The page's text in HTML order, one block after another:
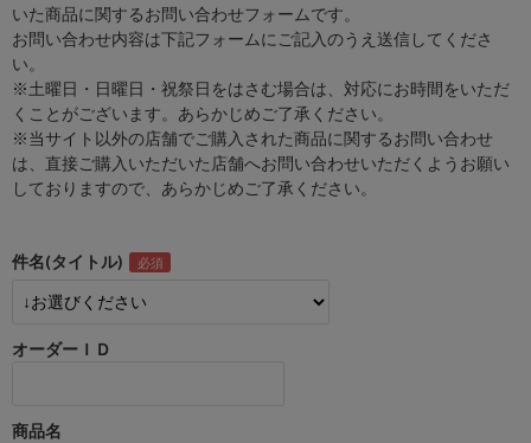
いた商品に関するお問い合わせフォームです。
お問い合わせ内容は下記フォームにご記入のうえ送信してくださ
い。
※土曜日・日曜日・祝祭日をはさむ場合は、対応にお時間をいただ
くことがございます。あらかじめご了承ください。
※当サイト以外の店舗でご購入された商品に関するお問い合わせ
は、直接ご購入いただいた店舗へお問い合わせいただくようお願い
しておりますので、あらかじめご了承ください。
件名(タイトル)
オーダーＩＤ
商品名